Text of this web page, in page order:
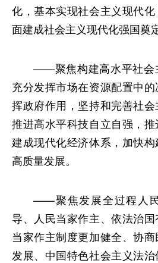
化，基本实现社会主义现代
面建成社会主义现代化强国奠
——聚焦构建高水平社会
充分发挥市场在资源配置中
挥政府作用，坚持和完善社会
推进高水平科技自立自强，推
建成现代化经济体系，加快
高质量发展。
——聚焦发展全过程人
导、人民当家作主、依法治
当家作主制度更加健全、协
发展、中国特色社会主义法